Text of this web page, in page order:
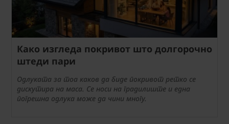
Како изгледа покривот што долгорочно
штеди пари
Одлуката за тоа каков да биде покривот ретко се
дискутира на маса. Се носи на градилиште и една
погрешна одлука може да чини многу.